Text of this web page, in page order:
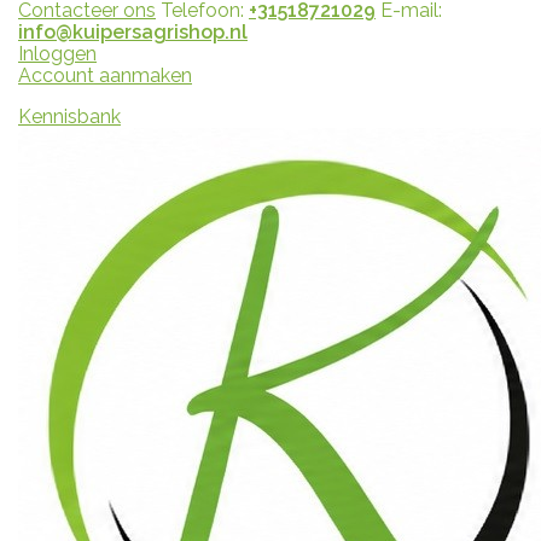
Contacteer ons Telefoon: +31518721029 E-mail:
info@kuipersagrishop.nl
Inloggen
Account aanmaken
Kennisbank